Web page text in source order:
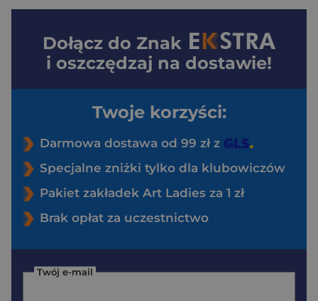
Dołącz do Znak
i oszczędzaj na dostawie!
Twoje korzyści:
Darmowa dostawa od 99 zł z
Specjalne zniżki tylko dla klubowiczów
Pakiet zakładek Art Ladies za 1 zł
Brak opłat za uczestnictwo
Twój e-mail